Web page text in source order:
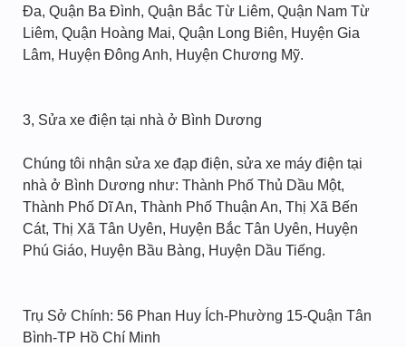
Đa, Quận Ba Đình, Quận Bắc Từ Liêm, Quận Nam Từ
Liêm, Quận Hoàng Mai, Quận Long Biên, Huyện Gia
Lâm, Huyện Đông Anh, Huyện Chương Mỹ.
3, Sửa xe điện tại nhà ở Bình Dương
Chúng tôi nhận sửa xe đạp điện, sửa xe máy điện tại
nhà ở Bình Dương như: Thành Phố Thủ Dầu Một,
Thành Phố Dĩ An, Thành Phố Thuận An, Thị Xã Bến
Cát, Thị Xã Tân Uyên, Huyện Bắc Tân Uyên, Huyện
Phú Giáo, Huyện Bầu Bàng, Huyện Dầu Tiếng.
Trụ Sở Chính: 56 Phan Huy Ích-Phường 15-Quận Tân
Bình-TP Hồ Chí Minh